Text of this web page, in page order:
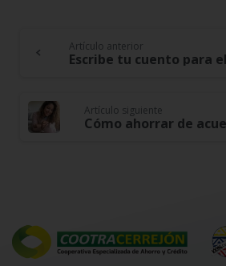
Continue
Reading
Artículo anterior
Artículo siguiente